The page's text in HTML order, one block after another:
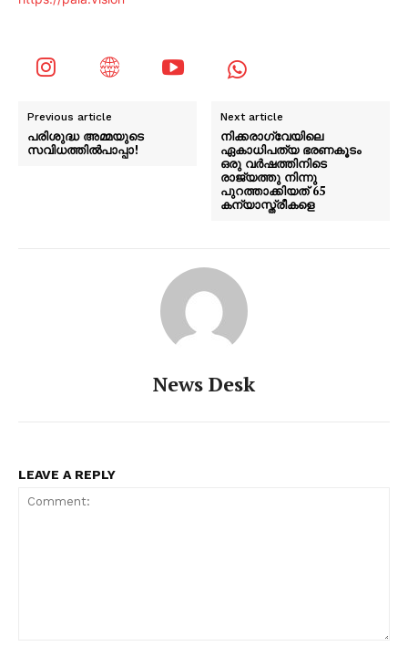
Previous article
പരിശുദ്ധ അമ്മയുടെ
സവിധത്തിൽപാപ്പാ!
Next article
നിക്കരാഗ്വേയിലെ
ഏകാധിപത്യ ഭരണകൂടം
ഒരു വര്‍ഷത്തിനിടെ
രാജ്യത്തു നിന്നു
പുറത്താക്കിയത് 65
കന്യാസ്ത്രീകളെ
News Desk
LEAVE A REPLY